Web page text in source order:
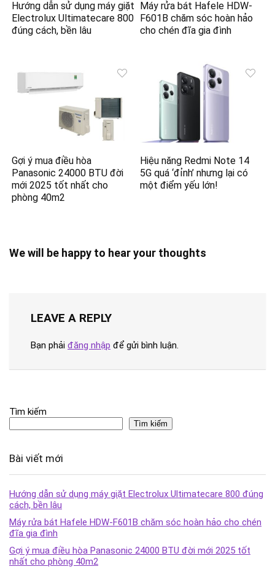
Hướng dẫn sử dụng máy giặt
Electrolux Ultimatecare 800
đúng cách, bền lâu
Máy rửa bát Hafele HDW-
F601B chăm sóc hoàn hảo
cho chén đĩa gia đình
Gợi ý mua điều hòa
Panasonic 24000 BTU đời
mới 2025 tốt nhất cho
phòng 40m2
Hiệu năng Redmi Note 14
5G quá ‘đỉnh’ nhưng lại có
một điểm yếu lớn!
We will be happy to hear your thoughts
LEAVE A REPLY
Bạn phải đăng nhập để gửi bình luận.
Tìm kiếm
Tìm kiếm
Bài viết mới
Hướng dẫn sử dụng máy giặt Electrolux Ultimatecare 800 đúng
cách, bền lâu
Máy rửa bát Hafele HDW-F601B chăm sóc hoàn hảo cho chén
đĩa gia đình
Gợi ý mua điều hòa Panasonic 24000 BTU đời mới 2025 tốt
nhất cho phòng 40m2